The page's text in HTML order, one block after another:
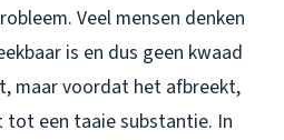
Veel mensen denken
is en dus geen kwaad
maar voordat het afbreekt,
een taaie substantie. In